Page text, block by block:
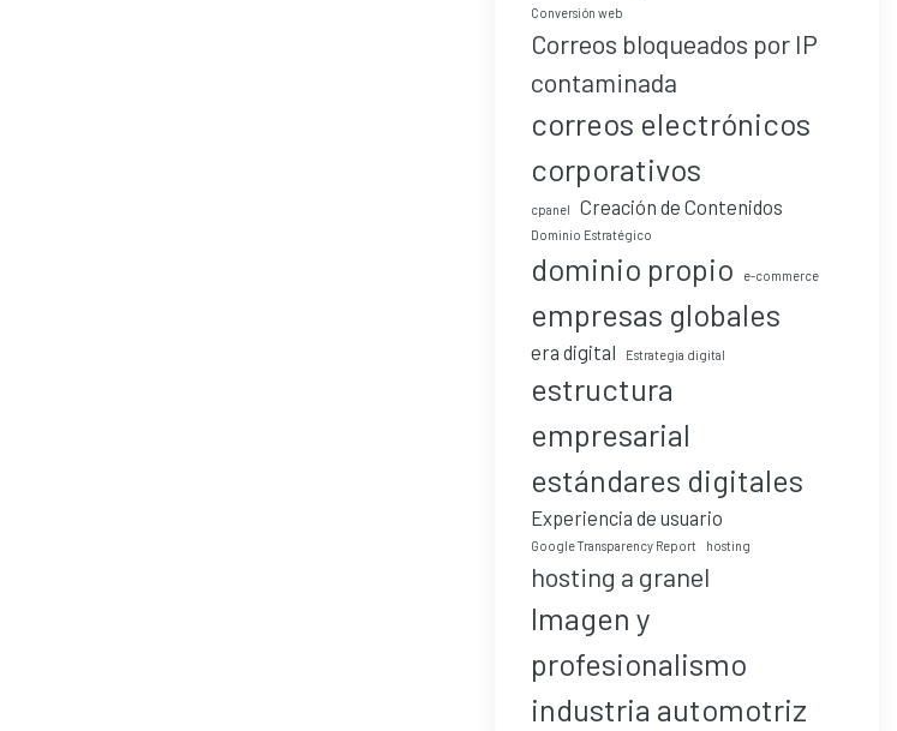
Conversión web
Correos bloqueados por IP
contaminada
correos electrónicos
corporativos
cpanel Creación de Contenidos
Dominio Estratégico
dominio propio e-commerce
empresas globales
era digital Estrategia digital
estructura
empresarial
estándares digitales
Experiencia de usuario
Google Transparency Report hosting
hosting a granel
Imagen y
profesionalismo
industria automotriz